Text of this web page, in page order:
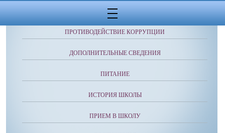
ОБРАЩЕНИЯ ГРАЖДАН
ПРОТИВОДЕЙСТВИЕ КОРРУПЦИИ
ДОПОЛНИТЕЛЬНЫЕ СВЕДЕНИЯ
ПИТАНИЕ
ИСТОРИЯ ШКОЛЫ
ПРИЕМ В ШКОЛУ